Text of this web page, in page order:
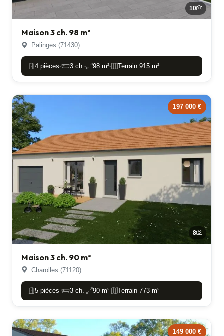
10
Maison 3 ch. 98 m²
Palinges (71430)
4 pièces- 3 ch.- 98 m²- Terrain 915 m²
197 000 €
8
Maison 3 ch. 90 m²
Charolles (71120)
5 pièces- 3 ch.- 90 m²- Terrain 773 m²
149 000 €